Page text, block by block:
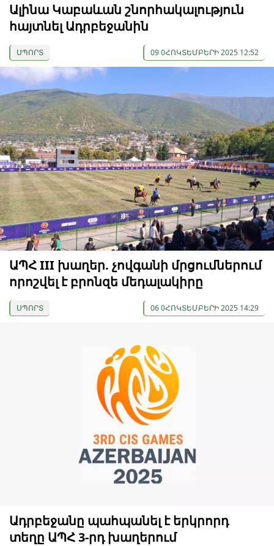
Ալինա Կաբաևան շնորհակալություն
հայտնել Ադրբեջանին
ՍՊՈՐՏ 09 0ՀՈԿՏԵՄԲԵՐԻ 2025 12:52
ԱՊՀ III խաղեր. չովգանի մրցումներում
որոշվել է բրոնզե մեդալակիրը
ՍՊՈՐՏ 06 0ՀՈԿՏԵՄԲԵՐԻ 2025 14:29
Ադրբեջանը պահպանել է երկրորդ
տեղը ԱՊՀ 3-րդ խաղերում